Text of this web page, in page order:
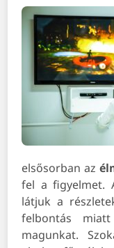
elsősorban az
fel a figyelmet.
látjuk a
felbontás
magunkat.